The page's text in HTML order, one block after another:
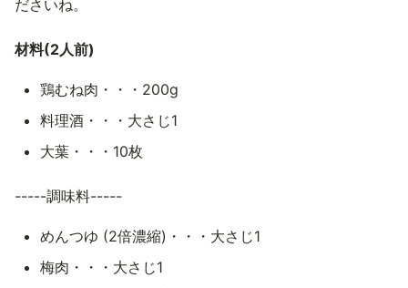
ださいね。
材料(2人前)
鶏むね肉・・・200g
料理酒・・・大さじ1
大葉・・・10枚
-----調味料-----
めんつゆ (2倍濃縮)・・・大さじ1
梅肉・・・大さじ1